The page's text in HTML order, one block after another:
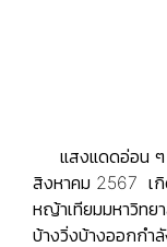
แสงแดดอ่อน ๆ ข
สิงหาคม 2567 เ
หญ้าเทียมมหาวิทย
บ้างวิ่งบ้างออกกำ